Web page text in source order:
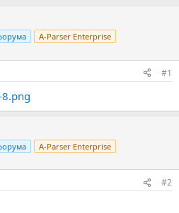
A-Parser Enterprise
#1
A-Parser Enterprise
#2